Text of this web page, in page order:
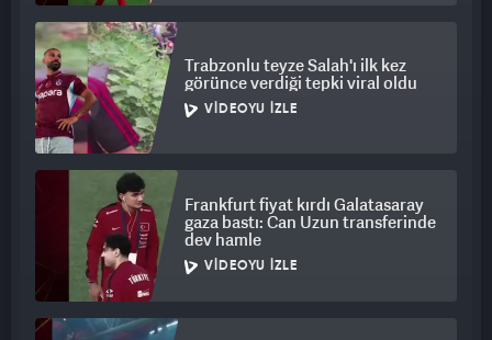
Trabzonlu teyze Salah'ı ilk kez
görünce verdiği tepki viral oldu
VIDEOYU İZLE
Frankfurt fiyat kırdı Galatasaray
gaza bastı: Can Uzun transferinde
dev hamle
VIDEOYU İZLE